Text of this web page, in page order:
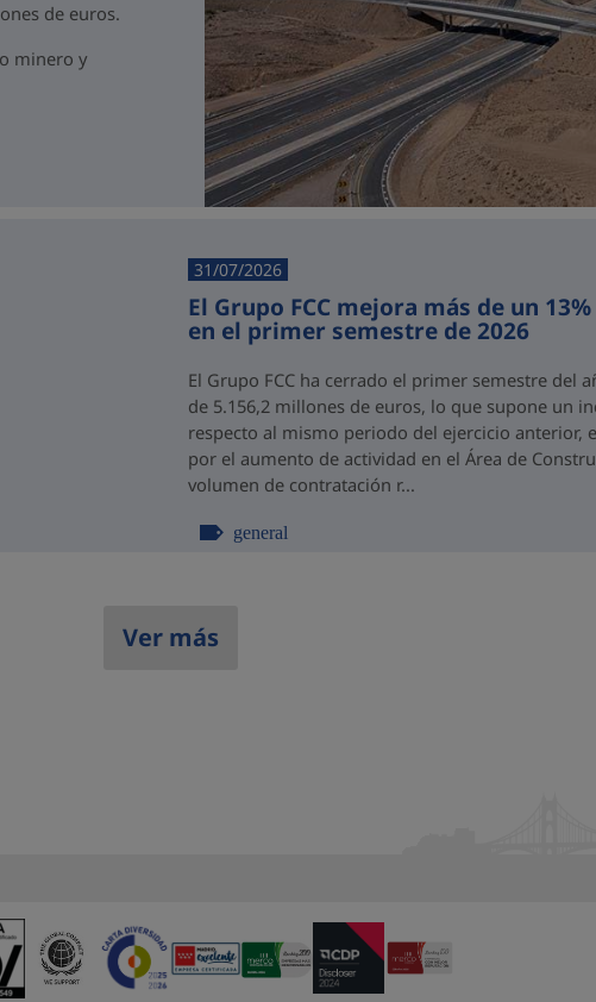
de euros.
minero y
31/07/2026
El Grupo FCC mejora más de un
en el primer semestre de 2026
El Grupo FCC ha cerrado el primer semestre del
de 5.156,2 millones de euros, lo que supone un
respecto al mismo periodo del ejercicio anterior,
por el aumento de actividad en el Área de
volumen de contratación r...
general
Ver más